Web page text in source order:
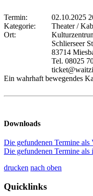
Termin:
02.10.2025
Kategorie:
Theater /
Ort:
Schlierseer
83714
Tel. 08025
Ein wahrhaft bewegendes
Downloads
Die gefundenen Termine
Die gefundenen Termine
drucken nach oben
Quicklinks